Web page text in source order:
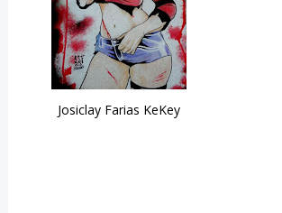
Josiclay Farias KeKey